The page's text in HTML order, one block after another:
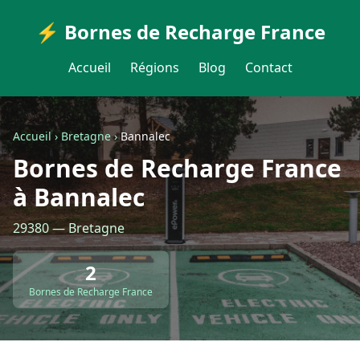
⚡ Bornes de Recharge France
Accueil Régions Blog Contact
Accueil›Bretagne›Bannalec
Bornes de Recharge France
à Bannalec
29380 — Bretagne
2
Bornes de Recharge France